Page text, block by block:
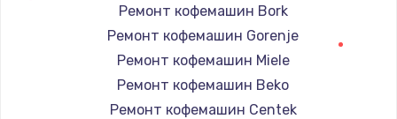
Замена SSD
от 990 руб.
Заказать
Ремонт кофемашин Bork
Ремонт кофемашин Gorenje
Ремонт кофемашин Miele
Ремонт кофемашин Beko
Ремонт кофемашин Centek